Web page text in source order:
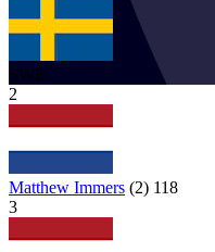
SWE
2
Matthew Immers (2) 118
3